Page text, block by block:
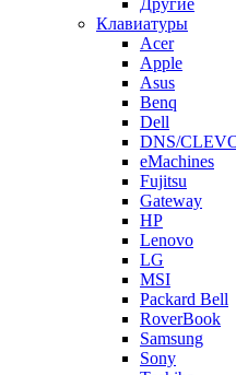
Клавиатуры
Acer
Apple
Asus
Benq
Dell
DNS/
eMachines
Fujitsu
Gateway
HP
Lenovo
LG
MSI
Packard Bell
RoverBook
Samsung
Sony